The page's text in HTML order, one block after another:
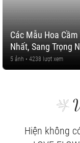
Các Mẫu Hoa
Nhất, Sang Trọng
5 ảnh • 4238 lượt xem
Hiện không